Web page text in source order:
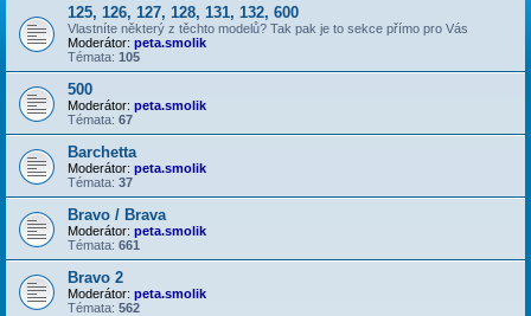
125, 126, 127, 128, 131, 132, 600
Vlastníte některý z těchto modelů? Tak pak je to sekce přímo pro Vás
Moderátor: peta.smolik
Témata: 105
500
Moderátor: peta.smolik
Témata: 67
Barchetta
Moderátor: peta.smolik
Témata: 37
Bravo / Brava
Moderátor: peta.smolik
Témata: 661
Bravo 2
Moderátor: peta.smolik
Témata: 562